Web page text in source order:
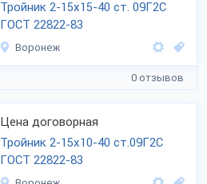
Тройник 2-15х15-40 ст. 09Г2С
ГОСТ 22822-83
Воронеж
0 отзывов
Цена договорная
Тройник 2-15х10-40 ст.09Г2С
ГОСТ 22822-83